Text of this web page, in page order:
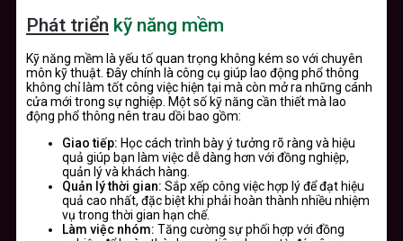
Phát triển kỹ năng mềm
Kỹ năng mềm là yếu tố quan trọng không kém so với chuyên
môn kỹ thuật. Đây chính là công cụ giúp lao động phổ thông
không chỉ làm tốt công việc hiện tại mà còn mở ra những cánh
cửa mới trong sự nghiệp. Một số kỹ năng cần thiết mà lao
động phổ thông nên trau dồi bao gồm:
Giao tiếp: Học cách trình bày ý tưởng rõ ràng và hiệu
quả giúp bạn làm việc dễ dàng hơn với đồng nghiệp,
quản lý và khách hàng.
Quản lý thời gian: Sắp xếp công việc hợp lý để đạt hiệu
quả cao nhất, đặc biệt khi phải hoàn thành nhiều nhiệm
vụ trong thời gian hạn chế.
Làm việc nhóm: Tăng cường sự phối hợp với đồng